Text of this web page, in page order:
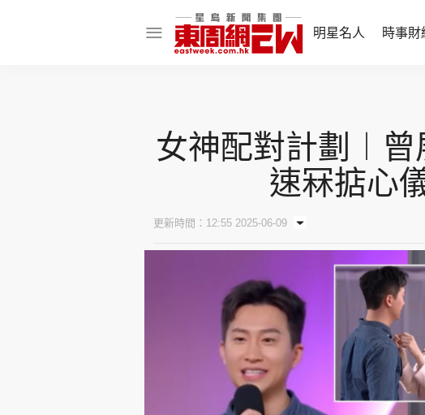
明星名人 時事財
娛樂焦點
話題人物 財經智庫
焦點人物
會員活動
東周JETSO
女神配對計劃︱
速冧掂心
更新時間：12:55 2025-06-09